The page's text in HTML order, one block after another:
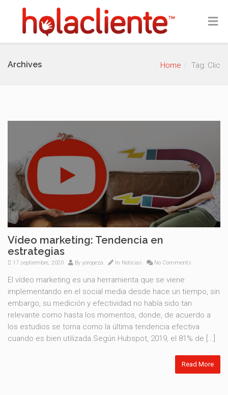
Archives Home Tag: Clic
Vídeo marketing: Tendencia en
estrategias
17 septiembre, 2020 By yoropeza In Noticias No Comments
El vídeo marketing es una herramienta que se viene
implementando en el social media desde hace un tiempo, sin
embargo, su medición y efectividad no había sido tan
relevante como hasta los momentos, donde, de acuerdo a
los estudios se torna como la última tendencia efectiva
cuando es bien utilizada.Según Hubspot, 2019, el 81% de [...]
Read More